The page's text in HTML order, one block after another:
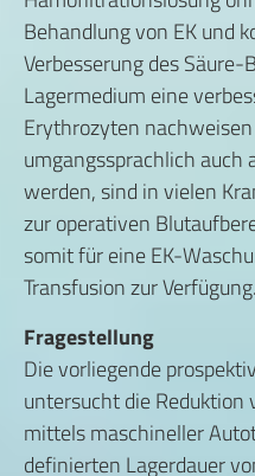
Behandlung von EK und
Verbesserung des
Lagermedium eine
Erythrozyten
umgangssprachlich auch
werden, sind in vielen
zur operativen
somit für eine EK-
Transfusion zur Verfügung.
Fragestellung
Die vorliegende
untersucht die
mittels maschineller
definierten Lagerdauer